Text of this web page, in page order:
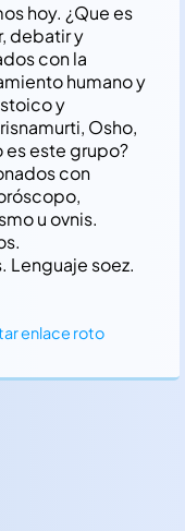
hoy. ¿Que es
debatir y
con la
humano y
y
Osho,
es este grupo?
con
u ovnis.
soez.
enlace roto